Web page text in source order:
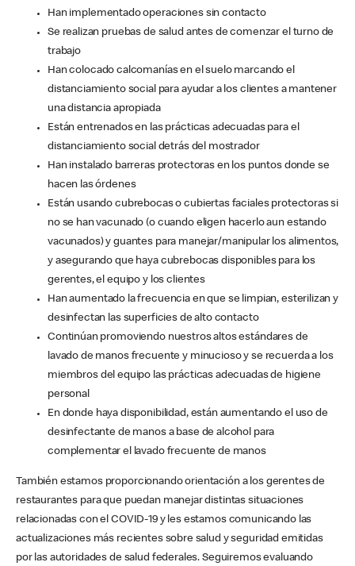
Han implementado operaciones sin contacto
Se realizan pruebas de salud antes de comenzar el turno de
trabajo
Han colocado calcomanías en el suelo marcando el
distanciamiento social para ayudar a los clientes a mantener
una distancia apropiada
Están entrenados en las prácticas adecuadas para el
distanciamiento social detrás del mostrador
Han instalado barreras protectoras en los puntos donde se
hacen las órdenes
Están usando cubrebocas o cubiertas faciales protectoras si
no se han vacunado (o cuando eligen hacerlo aun estando
vacunados) y guantes para manejar/manipular los alimentos,
y asegurando que haya cubrebocas disponibles para los
gerentes, el equipo y los clientes
Han aumentado la frecuencia en que se limpian, esterilizan y
desinfectan las superficies de alto contacto
Continúan promoviendo nuestros altos estándares de
lavado de manos frecuente y minucioso y se recuerda a los
miembros del equipo las prácticas adecuadas de higiene
personal
En donde haya disponibilidad, están aumentando el uso de
desinfectante de manos a base de alcohol para
complementar el lavado frecuente de manos
También estamos proporcionando orientación a los gerentes de
restaurantes para que puedan manejar distintas situaciones
relacionadas con el COVID-19 y les estamos comunicando las
actualizaciones más recientes sobre salud y seguridad emitidas
por las autoridades de salud federales. Seguiremos evaluando